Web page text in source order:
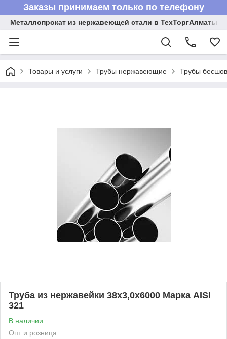
Заказы принимаем только по телефону
Металлопрокат из нержавеющей стали в ТехТоргАлматы
Товары и услуги Трубы нержавеющие Трубы
Труба из нержавейки 38х3,0х6000 Марка AISI
321
В наличии
Опт и розница